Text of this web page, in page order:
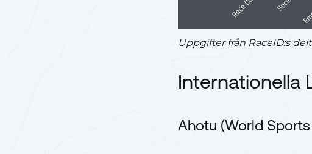
Uppgifter från RaceID:s
Internationella
Ahotu (World